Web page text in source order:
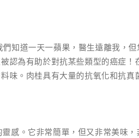
知道一天一蘋果，醫生遠離我，但
認為有助於對抗某些類型的癌症！
味。肉桂具有大量的抗氧化和抗真
感。它非常簡單，但又非常美味，